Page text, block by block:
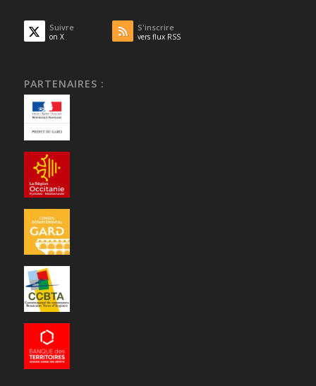
Suivre
on X
S'inscrire
vers flux RSS
PARTENAIRES :